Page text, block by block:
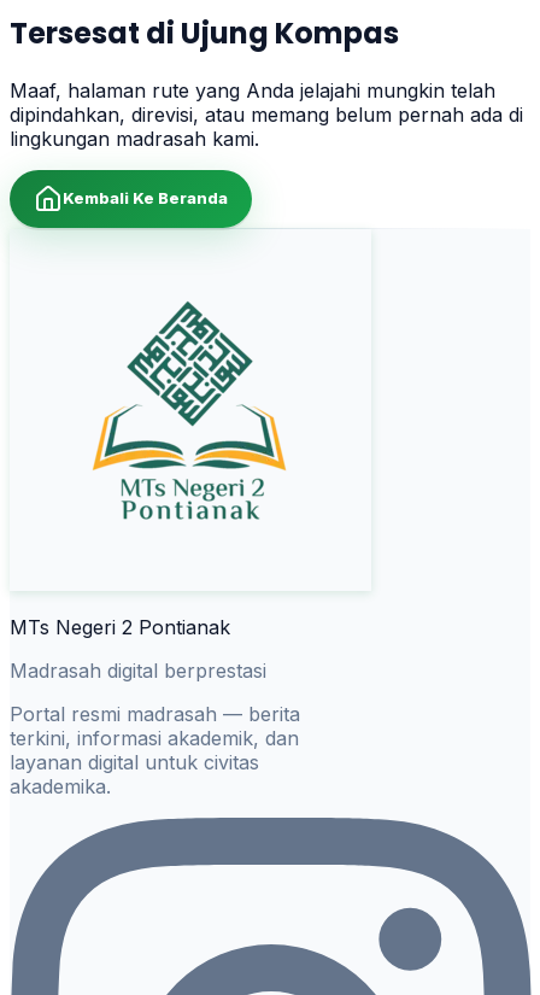
Tersesat di Ujung Kompas
Maaf, halaman rute yang Anda jelajahi mungkin telah
dipindahkan, direvisi, atau memang belum pernah ada di
lingkungan madrasah kami.
Kembali Ke Beranda
MTs Negeri 2 Pontianak
Madrasah digital berprestasi
Portal resmi madrasah — berita
terkini, informasi akademik, dan
layanan digital untuk civitas
akademika.